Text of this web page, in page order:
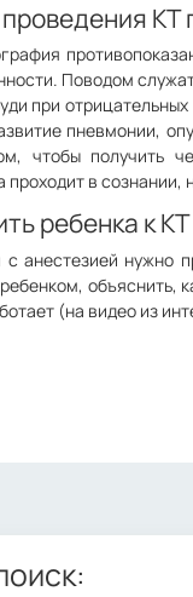
КТ
Поводом
при
пневмонии,
чтобы получить
проходит в сознании,
ребенка к
анестезией нужно
объяснить,
(на видео из